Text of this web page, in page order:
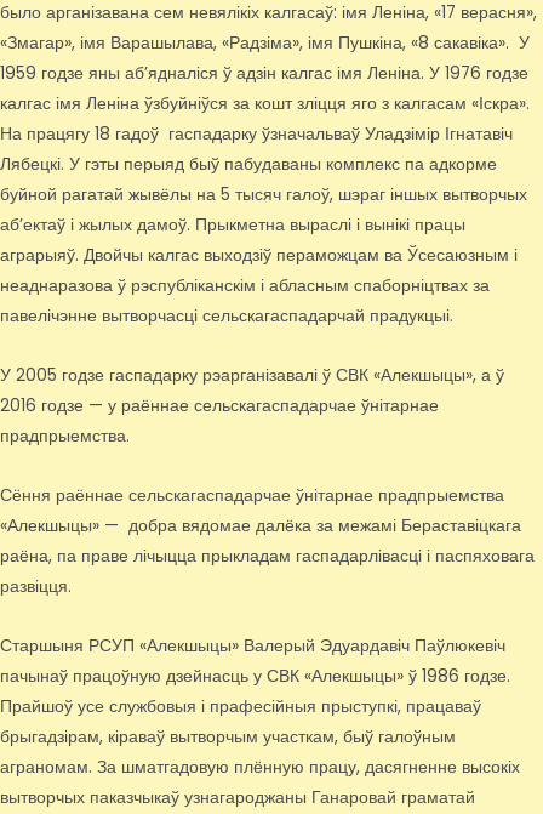
было арганізавана сем невялікіх калгасаў: імя Леніна, «17 верасня»,
«Змагар», імя Варашылава, «Радзіма», імя Пушкіна, «8 сакавіка». У
1959 годзе яны аб’ядналіся ў адзін калгас імя Леніна. У 1976 годзе
калгас імя Леніна ўзбуйніўся за кошт зліцця яго з калгасам «Іскра».
На працягу 18 гадоў гаспадарку ўзначальваў Уладзімір Ігнатавіч
Лябецкі. У гэты перыяд быў пабудаваны комплекс па адкорме
буйной рагатай жывёлы на 5 тысяч галоў, шэраг іншых вытворчых
аб’ектаў і жылых дамоў. Прыкметна выраслі і вынікі працы
аграрыяў. Двойчы калгас выходзіў пераможцам ва Ўсесаюзным і
неаднаразова ў рэспубліканскім і абласным спаборніцтвах за
павелічэнне вытворчасці сельскагаспадарчай прадукцыі.
У 2005 годзе гаспадарку рэарганізавалі ў СВК «Алекшыцы», а ў
2016 годзе — у раённае сельскагаспадарчае ўнітарнае
прадпрыемства.
Сёння раённае сельскагаспадарчае ўнітарнае прадпрыемства
«Алекшыцы» — добра вядомае далёка за межамі Бераставіцкага
раёна, па праве лічыцца прыкладам гаспадарлівасці і паспяховага
развіцця.
Старшыня РСУП «Алекшыцы» Валерый Эдуардавіч Паўлюкевіч
пачынаў працоўную дзейнасць у СВК «Алекшыцы» ў 1986 годзе.
Прайшоў усе службовыя і прафесійныя прыступкі, працаваў
брыгадзірам, кіраваў вытворчым участкам, быў галоўным
аграномам. За шматгадовую плённую працу, дасягненне высокіх
вытворчых паказчыкаў узнагароджаны Ганаровай граматай